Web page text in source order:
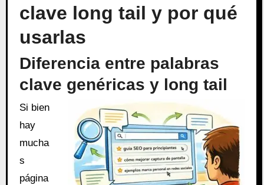
clave long tail y por qué
usarlas
Diferencia entre palabras
clave genéricas y long tail
Si bien
hay
mucha
s
página